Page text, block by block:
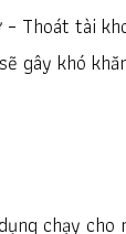
Thoát tài
gây khó
chạy cho